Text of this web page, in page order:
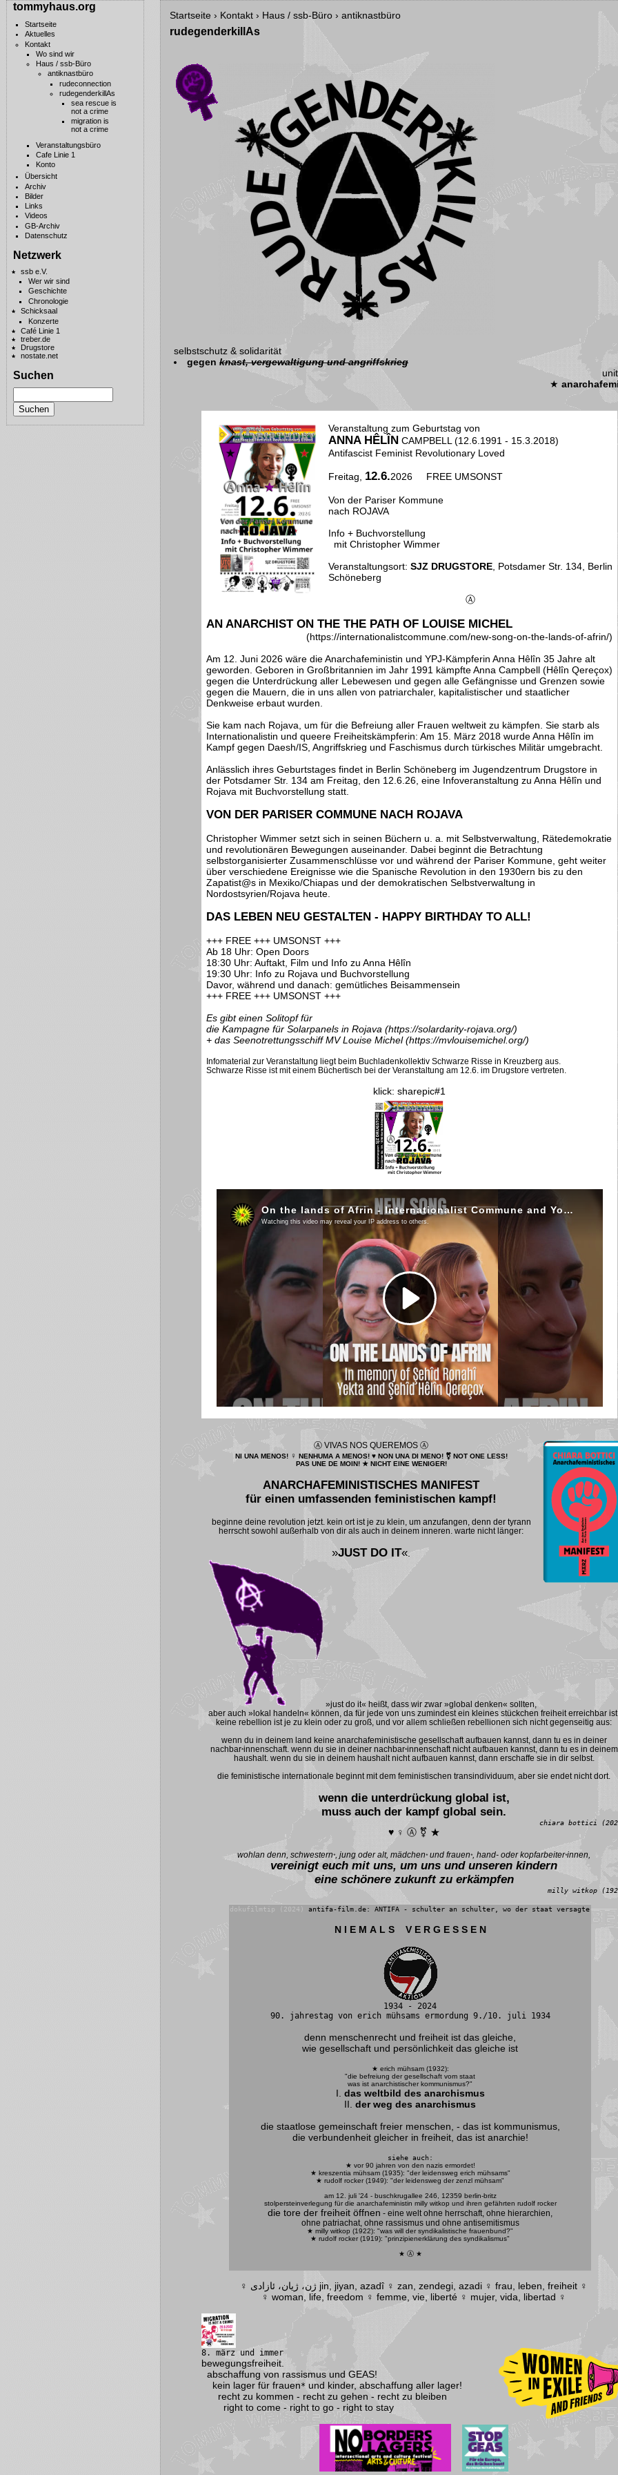
tommyhaus.org
Startseite
Aktuelles
Kontakt
Wo sind wir
Haus / ssb-Büro
antiknastbüro
rudeconnection
rudegenderkillAs
sea rescue is
not a crime
migration is
not a crime
Veranstaltungsbüro
Cafe Linie 1
Konto
Übersicht
Archiv
Bilder
Links
Videos
GB-Archiv
Datenschutz
Netzwerk
ssb e.V.
Wer wir sind
Geschichte
Chronologie
Schicksaal
Konzerte
Café Linie 1
treber.de
Drugstore
nostate.net
Suchen
Startseite › Kontakt › Haus / ssb-Büro › antiknastbüro
rudegenderkillAs
selbstschutz & solidarität
gegen knast, vergewaltigung und angriffskrieg
★
Veranstaltung zum Geburtstag von
ANNA HÊLÎN CAMPBELL (12.6.1991 - 15.3.2018)
Antifascist Feminist Revolutionary Loved
Freitag, 12.6.2026 FREE UMSONST
Von der Pariser Kommune
nach ROJAVA
Info + Buchvorstellung
mit Christopher Wimmer
Veranstaltungsort: SJZ DRUGSTORE, Potsdamer Str. 134, Berlin
Schöneberg
Ⓐ
AN ANARCHIST ON THE THE PATH OF LOUISE MICHEL
(https://internationalistcommune.com/new-song-on-the-lands-of-afrin/)
Am 12. Juni 2026 wäre die Anarchafeministin und YPJ-Kämpferin Anna Hêlîn 35 Jahre alt
geworden. Geboren in Großbritannien im Jahr 1991 kämpfte Anna Campbell (Hêlîn Qereçox)
gegen die Unterdrückung aller Lebewesen und gegen alle Gefängnisse und Grenzen sowie
gegen die Mauern, die in uns allen von patriarchaler, kapitalistischer und staatlicher
Denkweise erbaut wurden.
Sie kam nach Rojava, um für die Befreiung aller Frauen weltweit zu kämpfen. Sie starb als
Internationalistin und queere Freiheitskämpferin: Am 15. März 2018 wurde Anna Hêlîn im
Kampf gegen Daesh/IS, Angriffskrieg und Faschismus durch türkisches Militär umgebracht.
Anlässlich ihres Geburtstages findet in Berlin Schöneberg im Jugendzentrum Drugstore in
der Potsdamer Str. 134 am Freitag, den 12.6.26, eine Infoveranstaltung zu Anna Hêlîn und
Rojava mit Buchvorstellung statt.
VON DER PARISER COMMUNE NACH ROJAVA
Christopher Wimmer setzt sich in seinen Büchern u. a. mit Selbstverwaltung, Rätedemokratie
und revolutionären Bewegungen auseinander. Dabei beginnt die Betrachtung
selbstorganisierter Zusammenschlüsse vor und während der Pariser Kommune, geht weiter
über verschiedene Ereignisse wie die Spanische Revolution in den 1930ern bis zu den
Zapatist@s in Mexiko/Chiapas und der demokratischen Selbstverwaltung in
Nordostsyrien/Rojava heute.
DAS LEBEN NEU GESTALTEN - HAPPY BIRTHDAY TO ALL!
+++ FREE +++ UMSONST +++
Ab 18 Uhr: Open Doors
18:30 Uhr: Auftakt, Film und Info zu Anna Hêlîn
19:30 Uhr: Info zu Rojava und Buchvorstellung
Davor, während und danach: gemütliches Beisammensein
+++ FREE +++ UMSONST +++
Es gibt einen Solitopf für
die Kampagne für Solarpanels in Rojava (https://solardarity-rojava.org/)
+ das Seenotrettungsschiff MV Louise Michel (https://mvlouisemichel.org/)
Infomaterial zur Veranstaltung liegt beim Buchladenkollektiv Schwarze Risse in Kreuzberg aus.
Schwarze Risse ist mit einem Büchertisch bei der Veranstaltung am 12.6. im Drugstore vertreten.
klick: sharepic#1
Ⓐ VIVAS NOS QUEREMOS Ⓐ
NI UNA MENOS! ♀ NENHUMA A MENOS! ♥ NON UNA DI MENO! ⚧ NOT ONE LESS!
PAS UNE DE MOIN! ★ NICHT EINE WENIGER!
ANARCHAFEMINISTISCHES MANIFEST
für einen umfassenden feministischen kampf!
beginne deine revolution jetzt. kein ort ist je zu klein, um anzufangen, denn der tyrann
herrscht sowohl außerhalb von dir als auch in deinem inneren. warte nicht länger:
»JUST DO IT«
»just do it« heißt, dass wir zwar »global denken« sollten,
aber auch »lokal handeln« können, da für jede von uns zumindest ein kleines stückchen freiheit erreichbar
keine rebellion ist je zu klein oder zu groß, und vor allem schließen rebellionen sich nicht gegenseitig aus:
wenn du in deinem land keine anarchafeministische gesellschaft aufbauen kannst, dann tu es in deiner
nachbar*innenschaft. wenn du sie in deiner nachbar*innenschaft nicht aufbauen kannst, dann tu es in deinem
haushalt. wenn du sie in deinem haushalt nicht aufbauen kannst, dann erschaffe sie in dir selbst.
die feministische internationale beginnt mit dem feministischen transindividuum, aber sie endet nicht dort.
wenn die unterdrückung global ist,
muss auch der kampf global sein.
chiara bottici
♥ ♀ Ⓐ ⚧ ★
wohlan denn, schwestern*, jung oder alt, mädchen*und frauen*, hand- oder kopfarbeiter*innen,
vereinigt euch mit uns, um uns und unseren kindern
eine schönere zukunft zu erkämpfen
milly witkop
dokufilmtip (2024) antifa-film.de: ANTIFA - schulter an schulter, wo der staat versagte
N I E M A L S V E R G E S S E N
1934 - 2024
90. jahrestag von erich mühsams ermordung 9./10. juli 1934
denn menschenrecht und freiheit ist das gleiche,
wie gesellschaft und persönlichkeit das gleiche ist
★ erich mühsam (1932):
"die befreiung der gesellschaft vom staat
was ist anarchistischer kommunismus?"
I. das weltbild des anarchismus
II. der weg des anarchismus
die staatlose gemeinschaft freier menschen, - das ist kommunismus,
die verbundenheit gleicher in freiheit, das ist anarchie!
siehe auch:
★ vor 90 jahren von den nazis ermordet!
★ kreszentia mühsam (1935): "der leidensweg erich mühsams"
★ rudolf rocker (1949): "der leidensweg der zenzl mühsam"
am 12. juli '24 - buschkrugallee 246, 12359 berlin-britz
stolpersteinverlegung für die anarchafeministin milly witkop und ihren gefährten rudolf rocker
die tore der freiheit öffnen - eine welt ohne herrschaft, ohne hierarchien,
ohne patriachat, ohne rassismus und ohne antisemitismus
★ milly witkop (1922): "was will der syndikalistische frauenbund?"
★ rudolf rocker (1919): "prinzipienerklärung des syndikalismus"
★ Ⓐ ★
♀ ژن، ژیان، ئازادی jin, jiyan, azadî ♀ zan, zendegi, azadi ♀ frau, leben, freiheit ♀
♀ woman, life, freedom ♀ femme, vie, liberté ♀ mujer, vida, libertad ♀
8. märz und immer
bewegungsfreiheit.
abschaffung von rassismus und GEAS!
kein lager für frauen* und kinder, abschaffung aller lager!
recht zu kommen - recht zu gehen - recht zu bleiben
right to come - right to go - right to stay